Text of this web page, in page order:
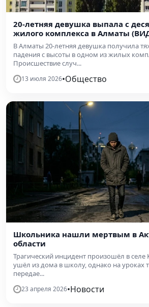
20-летняя девушка выпала с
жилого комплекса в Алматы
В Алматы 20-летняя девушка получила
падения с высоты в одном из жилых
Происшествие случ...
13 июля 2026•Общество
Школьника нашли мертвым в
области
Трагический инцидент произошёл в селе
ушёл из дома в школу, однако на уроках
передае...
23 апреля 2026•Новости